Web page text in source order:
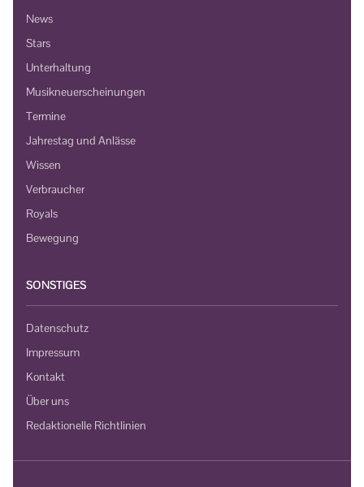
News
Stars
Unterhaltung
Musikneuerscheinungen
Termine
Jahrestag und Anlässe
Wissen
Verbraucher
Royals
Bewegung
SONSTIGES
Datenschutz
Impressum
Kontakt
Über uns
Redaktionelle Richtlinien